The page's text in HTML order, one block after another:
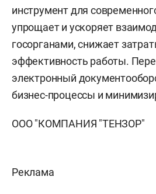
инструмент для
упрощает и ускоряет
госорганами, снижает
эффективность работы.
электронный
бизнес-процессы и
ООО "КОМПАНИЯ "ТЕНЗОР"
Реклама